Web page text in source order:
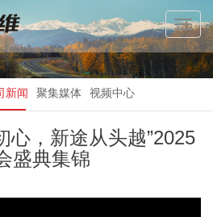
新闻 聚集媒体 视频中心
心，新途从头越”2025
盛典集锦